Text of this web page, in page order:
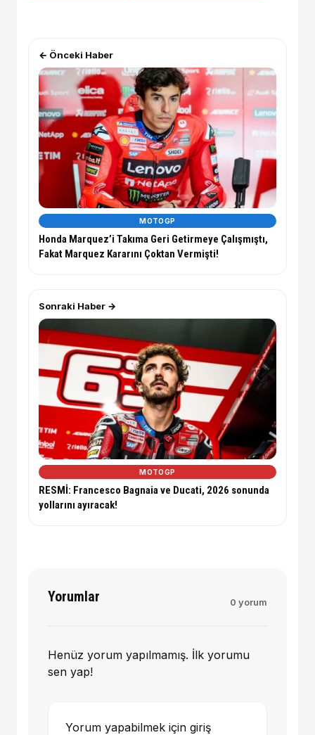
← Önceki Haber
MOTOGP
Honda Marquez’i Takıma Geri Getirmeye Çalışmıştı,
Fakat Marquez Kararını Çoktan Vermişti!
Sonraki Haber →
MOTOGP
RESMİ: Francesco Bagnaia ve Ducati, 2026 sonunda
yollarını ayıracak!
Yorumlar 0 yorum
Henüz yorum yapılmamış. İlk yorumu
sen yap!
Yorum yapabilmek için giriş